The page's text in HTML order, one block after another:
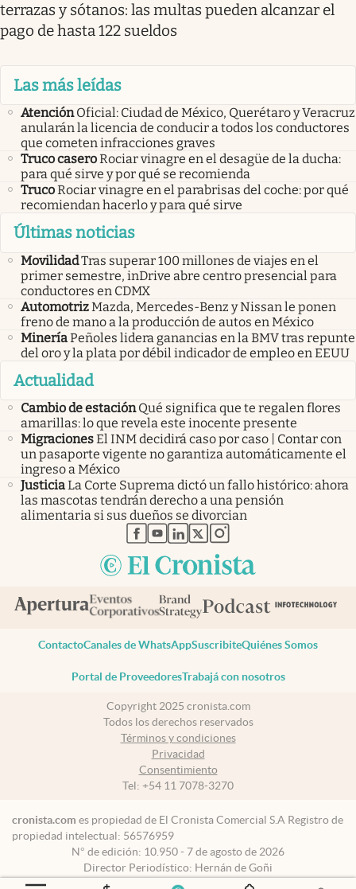
terrazas y sótanos: las multas pueden alcanzar el
pago de hasta 122 sueldos
Las más leídas
Atención Oficial: Ciudad de México, Querétaro y Veracruz
anularán la licencia de conducir a todos los conductores
que cometen infracciones graves
Truco caseroRociar vinagre en el desagüe de la ducha:
para qué sirve y por qué se recomienda
TrucoRociar vinagre en el parabrisas del coche: por qué
recomiendan hacerlo y para qué sirve
Últimas noticias
MovilidadTras superar 100 millones de viajes en el
primer semestre, inDrive abre centro presencial para
conductores en CDMX
AutomotrizMazda, Mercedes-Benz y Nissan le ponen
freno de mano a la producción de autos en México
MineríaPeñoles lidera ganancias en la BMV tras repunte
del oro y la plata por débil indicador de empleo en EEUU
Actualidad
Cambio de estación Qué significa que te regalen flores
amarillas: lo que revela este inocente presente
MigracionesEl INM decidirá caso por caso | Contar con
un pasaporte vigente no garantiza automáticamente el
ingreso a México
JusticiaLa Corte Suprema dictó un fallo histórico: ahora
las mascotas tendrán derecho a una pensión
alimentaria si sus dueños se divorcian
abre en nueva pestaña
abre en nueva pestaña
abre en nueva pestaña
abre en nueva pestaña
abre en nueva pestaña
ContactoCanales de WhatsAppSuscribiteQuiénes Somos
Portal de ProveedoresTrabajá con nosotros
Copyright 2025 cronista.com
Todos los derechos reservados
Términos y condiciones
Privacidad
Consentimiento
Tel: +54 11 7078-3270
cronista.com es propiedad de El Cronista Comercial S.A Registro de
propiedad intelectual: 56576959
N° de edición: 10.950 - 7 de agosto de 2026
Director Periodístico: Hernán de Goñi